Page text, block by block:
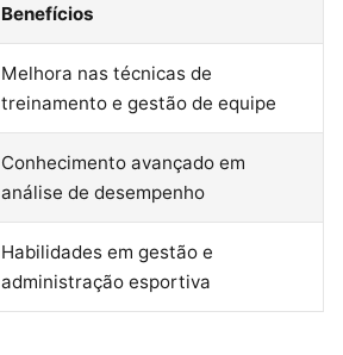
Benefícios
Melhora nas técnicas de
treinamento e gestão de equipe
Conhecimento avançado em
análise de desempenho
Habilidades em gestão e
administração esportiva